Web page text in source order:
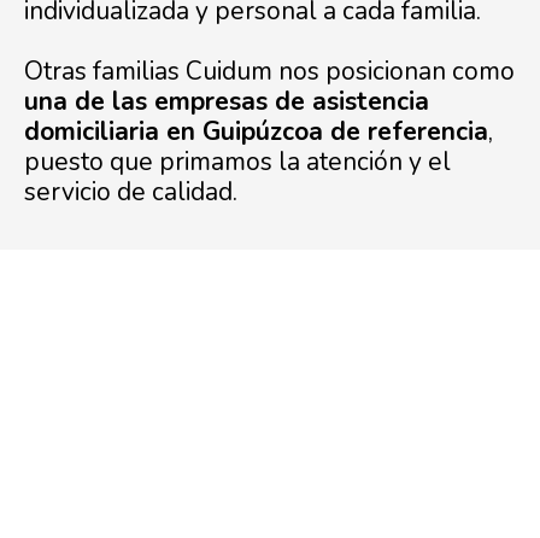
individualizada y personal a cada familia.
Otras familias Cuidum nos posicionan como
una de las empresas de asistencia
domiciliaria en Guipúzcoa de referencia,
puesto que primamos la atención y el
servicio de calidad.